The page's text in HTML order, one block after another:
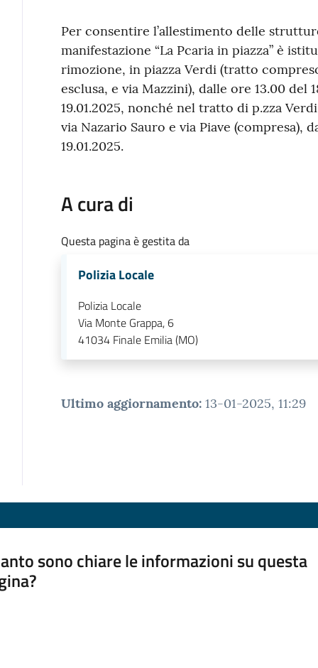
Contenuto
Per consentire l’allestimento delle
manifestazione “La Pcaria in piazza” è
rimozione, in piazza Verdi (tratto
esclusa, e via Mazzini), dalle ore 13.00 del
19.01.2025, nonché nel tratto di p.zza
via Nazario Sauro e via Piave (compresa),
19.01.2025.
A cura di
Questa pagina è gestita da
Polizia Locale
Polizia Locale
Via Monte Grappa, 6
41034 Finale Emilia (MO)
Ultimo aggiornamento: 13-01-2025, 11:29
sono chiare le informazioni su questa